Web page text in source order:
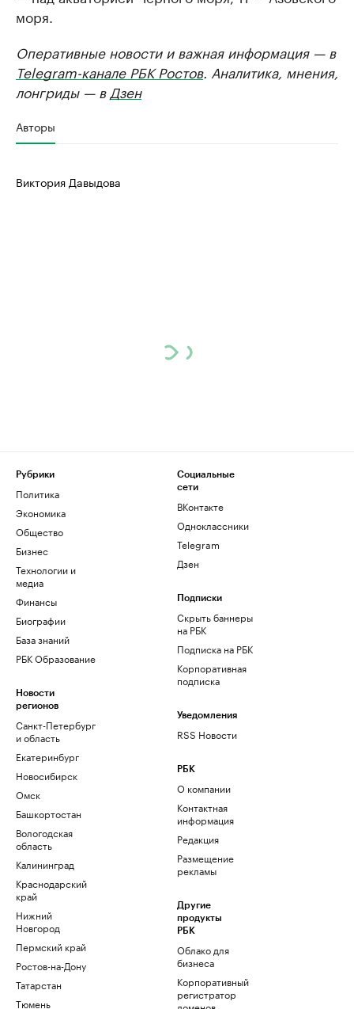
моря.
Оперативные новости и важная информация — в
Telegram-канале РБК Ростов. Аналитика, мнения,
лонгриды — в Дзен
Авторы
Виктория Давыдова
Рубрики
Политика
Экономика
Общество
Бизнес
Технологии и
медиа
Финансы
Биографии
База знаний
РБК Образование
Новости
регионов
Санкт-Петербург
и область
Екатеринбург
Новосибирск
Омск
Башкортостан
Вологодская
область
Калининград
Краснодарский
край
Нижний
Новгород
Пермский край
Ростов-на-Дону
Татарстан
Тюмень
Социальные
сети
ВКонтакте
Одноклассники
Telegram
Дзен
Подписки
Скрыть баннеры
на РБК
Подписка на РБК
Корпоративная
подписка
Уведомления
RSS Новости
РБК
О компании
Контактная
информация
Редакция
Размещение
рекламы
Другие
продукты
РБК
Облако для
бизнеса
Корпоративный
регистратор